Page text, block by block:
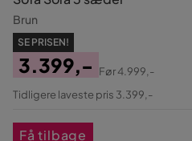
Brun
SE PRISEN!
Pris
3.399,-
Original
Før4.999,-
Tidligere laveste pris 3.399,-
Få tilbage